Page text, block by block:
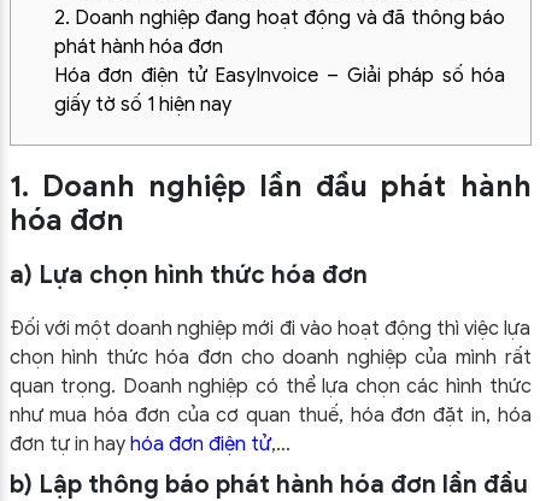
2. Doanh nghiệp đang hoạt động và đã thông báo
phát hành hóa đơn
Hóa đơn điện tử EasyInvoice – Giải pháp số hóa
giấy tờ số 1 hiện nay
1. Doanh nghiệp lần đầu phát hành
hóa đơn
a) Lựa chọn hình thức hóa đơn
Đối với một doanh nghiệp mới đi vào hoạt động thì việc lựa
chọn hình thức hóa đơn cho doanh nghiệp của mình rất
quan trọng. Doanh nghiệp có thể lựa chọn các hình thức
như mua hóa đơn của cơ quan thuế, hóa đơn đặt in, hóa
đơn tự in hay hóa đơn điện tử,…
b) Lập thông báo phát hành hóa đơn lần đầu